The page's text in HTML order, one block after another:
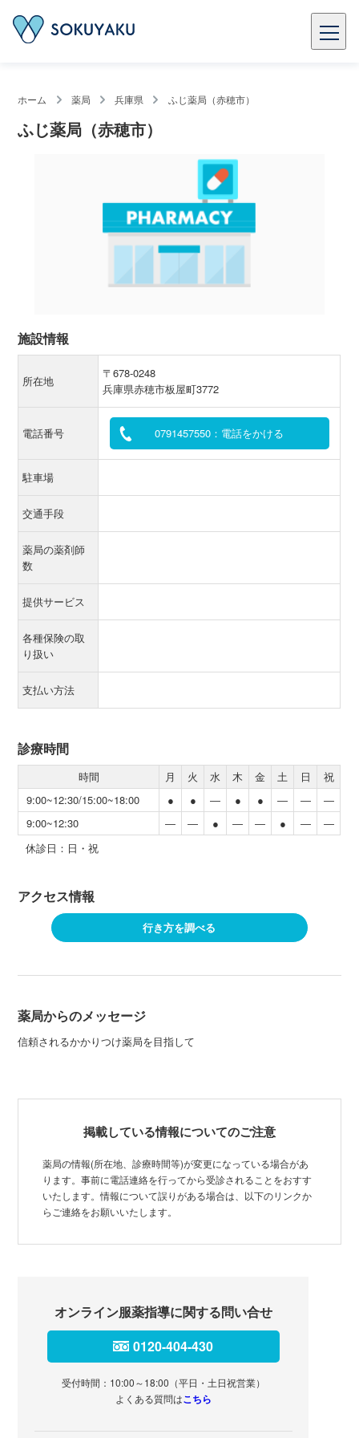
ホーム 薬局 兵庫県 ふじ薬局（赤穂市）
ふじ薬局（赤穂市）
施設情報
所在地
〒678-0248
兵庫県赤穂市板屋町3772
電話番号 0791457550：電話をかける
駐車場
交通手段
薬局の薬剤師
数
提供サービス
各種保険の取
り扱い
支払い方法
診療時間
時間 月 火 水 木 金 土 日
祝
9:00~12:30/15:00~18:00
● ● ― ● ● ― ―
―
9:00~12:30
― ― ● ― ― ● ―
―
休診日：日・祝
アクセス情報
行き方を調べる
薬局からのメッセージ
信頼されるかかりつけ薬局を目指して
掲載している情報についてのご注意
薬局の情報(所在地、診療時間等)が変更になっている場合があ
ります。事前に電話連絡を行ってから受診されることをおすす
いたします。情報について誤りがある場合は、以下のリンクか
らご連絡をお願いいたします。
オンライン服薬指導に関する問い合せ
0120-404-430
受付時間：10:00～18:00（平日・土日祝営業）
よくある質問はこちら